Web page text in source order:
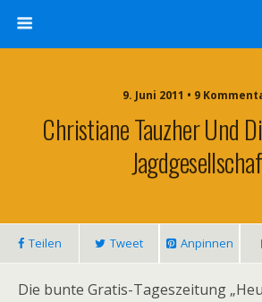
9. Juni 2011 • 9
Christiane Tauzher Und
Teilen Tweet Anpinnen
Die bunte Gratis-Tageszeitung